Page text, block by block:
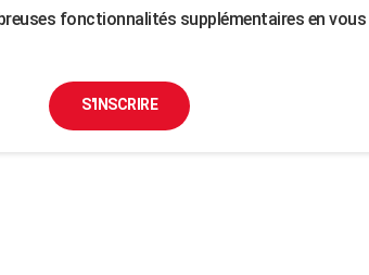
fonctionnalités supplémentaires en vous
S'INSCRIRE